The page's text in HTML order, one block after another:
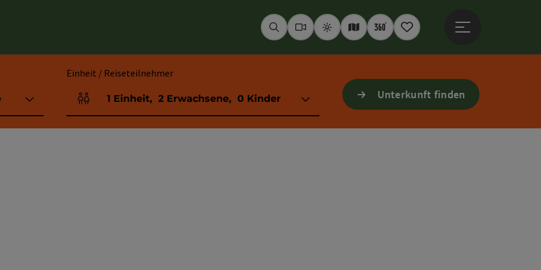
SuchenWebcams
WetterInteraktive Karte
360° Panoramen
Merkzettel
Einheit / Reiseteilnehmer
Einheitenanzahl und Personenfelder
1 Einheit, 2 Erwachsene, 0 Kinder Unterkunft finden